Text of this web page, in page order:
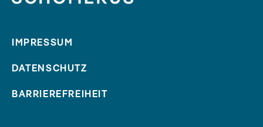
IMPRESSUM
DATENSCHUTZ
BARRIEREFREIHEIT